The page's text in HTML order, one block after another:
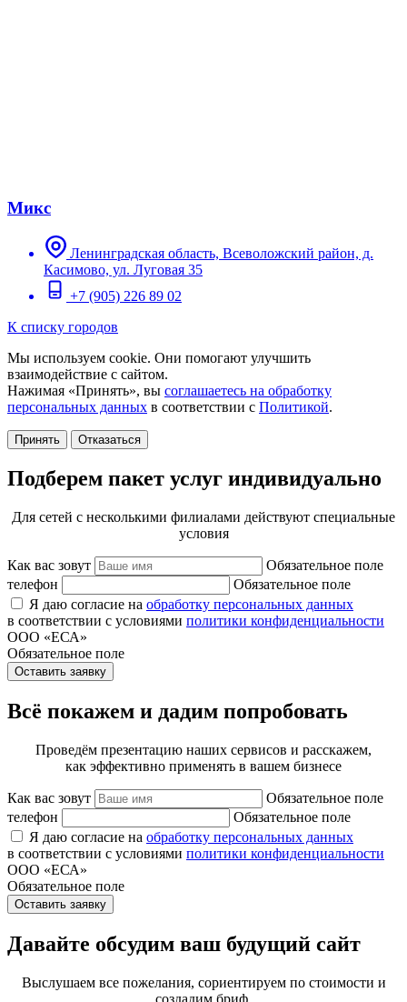
Микс
Ленинградская область, Всеволожский район, д.
Касимово, ул. Луговая 35
+7 (905) 226 89 02
К списку городов
Мы используем cookie. Они помогают улучшить
взаимодействие с сайтом.
Нажимая «Принять», вы соглашаетесь на обработку
персональных данных в соответствии с Политикой.
Принять Отказаться
Подберем пакет услуг индивидуально
Для сетей с несколькими филиалами действуют специальные
условия
Как вас зовут
Обязательное поле
телефон
Обязательное поле
Я даю согласие на обработку персональных данных
в соответствии с условиями политики конфиденциальности
ООО «ЕСА»
Обязательное поле
Оставить заявку
Всё покажем и дадим попробовать
Проведём презентацию наших сервисов и расскажем,
как эффективно применять в вашем бизнесе
Как вас зовут
Обязательное поле
телефон
Обязательное поле
Я даю согласие на обработку персональных данных
в соответствии с условиями политики конфиденциальности
ООО «ЕСА»
Обязательное поле
Оставить заявку
Давайте обсудим ваш будущий сайт
Выслушаем все пожелания, сориентируем по стоимости и
создадим бриф